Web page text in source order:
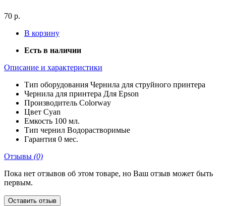
70 р.
В корзину
Есть в наличии
Описание и характеристики
Тип оборудования Чернила для струйного принтера
Чернила для принтера Для Epson
Производитель Colorway
Цвет Cyan
Емкость 100 мл.
Тип чернил Водорастворимые
Гарантия 0 мес.
Отзывы (0)
Пока нет отзывов об этом товаре, но Ваш отзыв может быть
первым.
Оставить отзыв